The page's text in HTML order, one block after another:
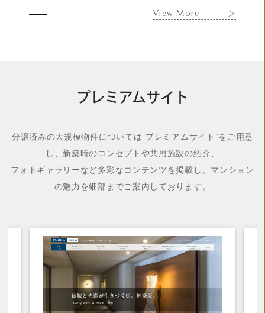
View More ＞
プレミアムサイト
分譲済みの大規模物件については”プレミアムサイト”をご用意
し、新築時のコンセプトや共用施設の紹介、
フォトギャラリーなど多彩なコンテンツを掲載し、マンション
の魅力を細部までご案内しております。